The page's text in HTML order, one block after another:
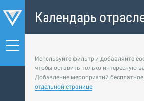
Календарь
событий
Используйте фильтр и добавляйте
чтобы оставить только интересную
Добавление мероприятий
отдельной странице